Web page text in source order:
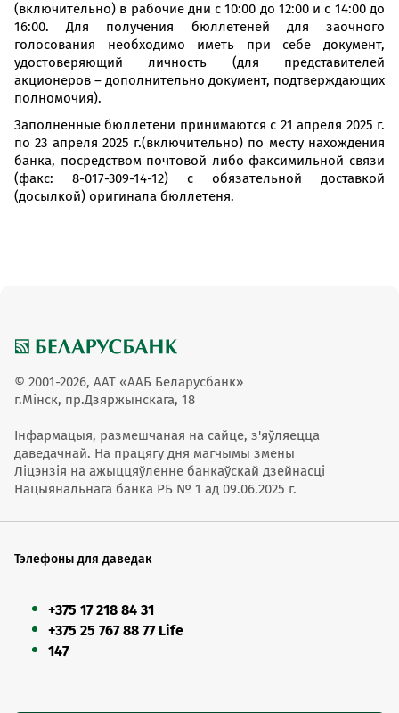
(включительно) в рабочие дни с 10:00 до 12:00 и с 14:00 до
16:00. Для получения бюллетеней для заочного
голосования необходимо иметь при себе документ,
удостоверяющий личность (для представителей
акционеров – дополнительно документ, подтверждающих
полномочия).
Заполненные бюллетени принимаются с 21 апреля 2025 г.
по 23 апреля 2025 г.(включительно) по месту нахождения
банка, посредством почтовой либо факсимильной связи
(факс: 8-017-309-14-12) с обязательной доставкой
(досылкой) оригинала бюллетеня.
© 2001-2026, ААТ «ААБ Беларусбанк»
г.Мінск, пр.Дзяржынскага, 18
Інфармацыя, размешчаная на сайце, з'яўляецца
даведачнай. На працягу дня магчымы змены
Ліцэнзія на ажыццяўленне банкаўскай дзейнасці
Нацыянальнага банка РБ № 1 ад 09.06.2025 г.
Тэлефоны для даведак
+375 17 218 84 31
+375 25 767 88 77 Life
147